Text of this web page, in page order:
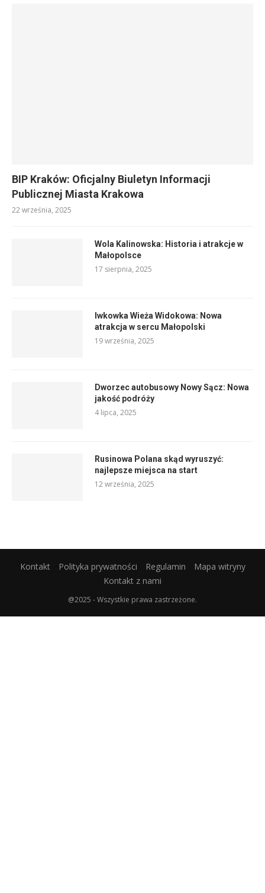
BIP Kraków: Oficjalny Biuletyn Informacji
Publicznej Miasta Krakowa
22 września, 2025
Wola Kalinowska: Historia i atrakcje w
Małopolsce
17 sierpnia, 2025
Iwkowka Wieża Widokowa: Nowa
atrakcja w sercu Małopolski
19 września, 2025
Dworzec autobusowy Nowy Sącz: Nowa
jakość podróży
4 lipca, 2025
Rusinowa Polana skąd wyruszyć:
najlepsze miejsca na start
12 września, 2025
Kontakt Polityka prywatności Regulamin
Mapa witryny
Kontakt z nami
@2025 - Wszystkie prawa zastrzeżone.